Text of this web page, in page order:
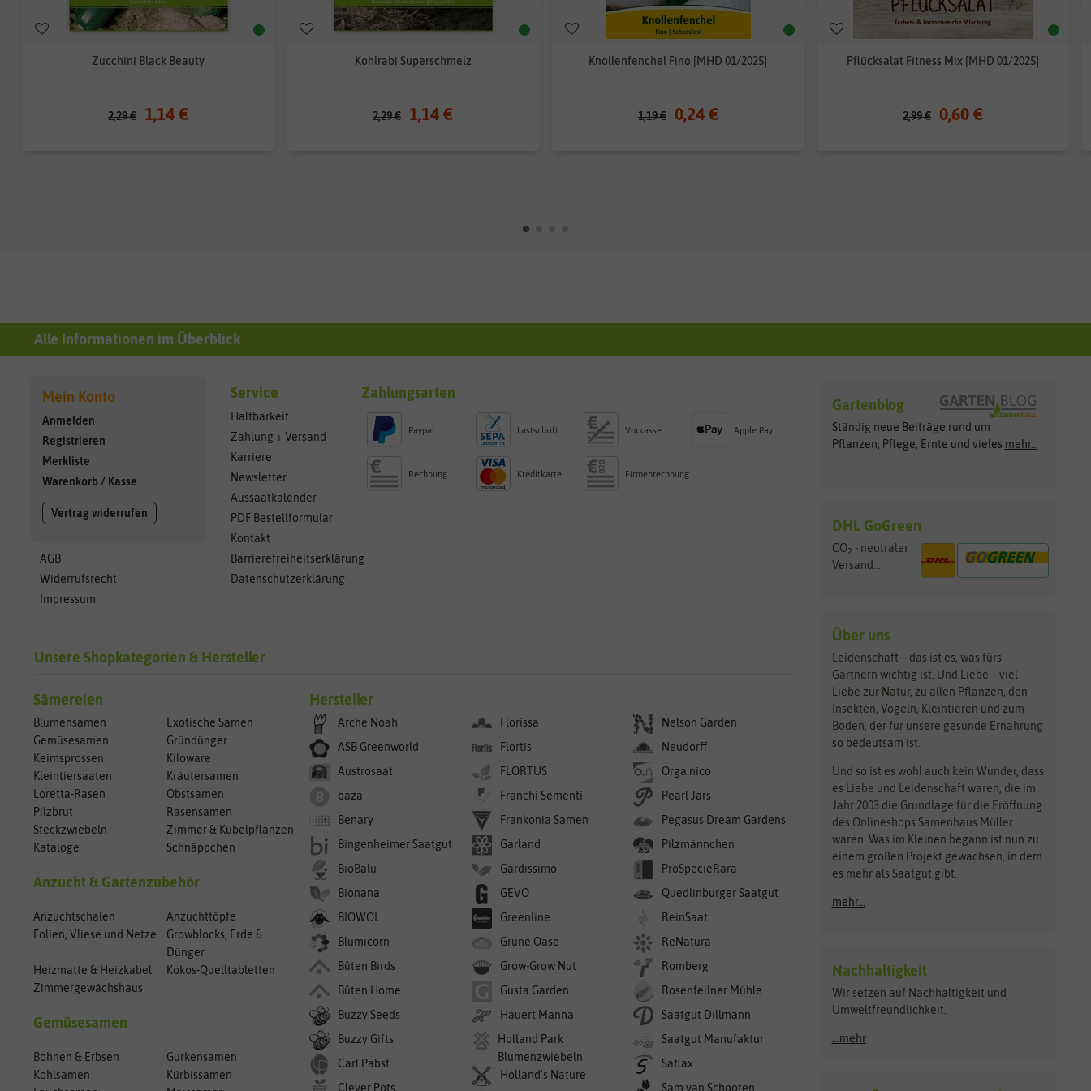
Zucchini Black Beauty
2,29 € 1,14 €
Kohlrabi Superschmelz
2,29 € 1,14 €
Knollenfenchel Fino [MHD 01/2025]
1,19 € 0,24 €
Pflücksalat Fitness Mix [MHD 01/2025]
2,99 € 0,60 €
Alle Informationen im Überblick
Mein Konto
Anmelden
Registrieren
Merkliste
Warenkorb / Kasse
Vertrag widerrufen
AGB
Widerrufsrecht
Impressum
Service
Haltbarkeit
Zahlung + Versand
Karriere
Newsletter
Aussaatkalender
PDF Bestellformular
Kontakt
Barrierefreiheitserklärung
Datenschutzerklärung
Zahlungsarten
Paypal Lastschrift Vorkasse Apple Pay
Rechnung Kreditkarte Firmenrechnung
Unsere Shopkategorien & Hersteller
Sämereien
Blumensamen
Exotische Samen
Gemüsesamen
Gründünger
Keimsprossen
Kiloware
Kleintiersaaten
Kräutersamen
Loretta-Rasen
Obstsamen
Pilzbrut
Rasensamen
Steckzwiebeln
Zimmer & Kübelpflanzen
Kataloge
Schnäppchen
Anzucht & Gartenzubehör
Anzuchtschalen
Anzuchttöpfe
Folien, Vliese und Netze
Growblocks, Erde &
Dünger
Heizmatte & Heizkabel
Kokos-Quelltabletten
Zimmergewächshaus
Gemüsesamen
Bohnen & Erbsen
Gurkensamen
Kohlsamen
Kürbissamen
Hersteller
Arche Noah
ASB Greenworld
Austrosaat
baza
Benary
Bingenheimer Saatgut
BioBalu
Bionana
BIOWOL
Blumicorn
Bûten Birds
Bûten Home
Buzzy Seeds
Buzzy Gifts
Carl Pabst
Clever Pots
Florissa
Flortis
FLORTUS
Franchi Sementi
Frankonia Samen
Garland
Gardissimo
GEVO
Greenline
Grüne Oase
Grow-Grow Nut
Gusta Garden
Hauert Manna
Holland Park
Blumenzwiebeln
Holland's Nature
Nelson Garden
Neudorff
Orga.nico
Pearl Jars
Pegasus Dream Gardens
Pilzmännchen
ProSpecieRara
Quedlinburger Saatgut
ReinSaat
ReNatura
Romberg
Rosenfellner Mühle
Saatgut Dillmann
Saatgut Manufaktur
Saflax
Sam van Schooten
Gartenblog
Ständig neue Beiträge rund um
Pflanzen, Pflege, Ernte und vieles mehr...
DHL GoGreen
CO2 - neutraler
Versand...
Über uns
Leidenschaft – das ist es, was fürs
Gärtnern wichtig ist. Und Liebe – viel
Liebe zur Natur, zu allen Pflanzen, den
Insekten, Vögeln, Kleintieren und zum
Boden, der für unsere gesunde Ernährung
so bedeutsam ist.
Und so ist es wohl auch kein Wunder, dass
es Liebe und Leidenschaft waren, die im
Jahr 2003 die Grundlage für die Eröffnung
des Onlineshops Samenhaus Müller
waren. Was im Kleinen begann ist nun zu
einem großen Projekt gewachsen, in dem
es mehr als Saatgut gibt.
mehr...
Nachhaltigkeit
Wir setzen auf Nachhaltigkeit und
Umweltfreundlichkeit.
...mehr